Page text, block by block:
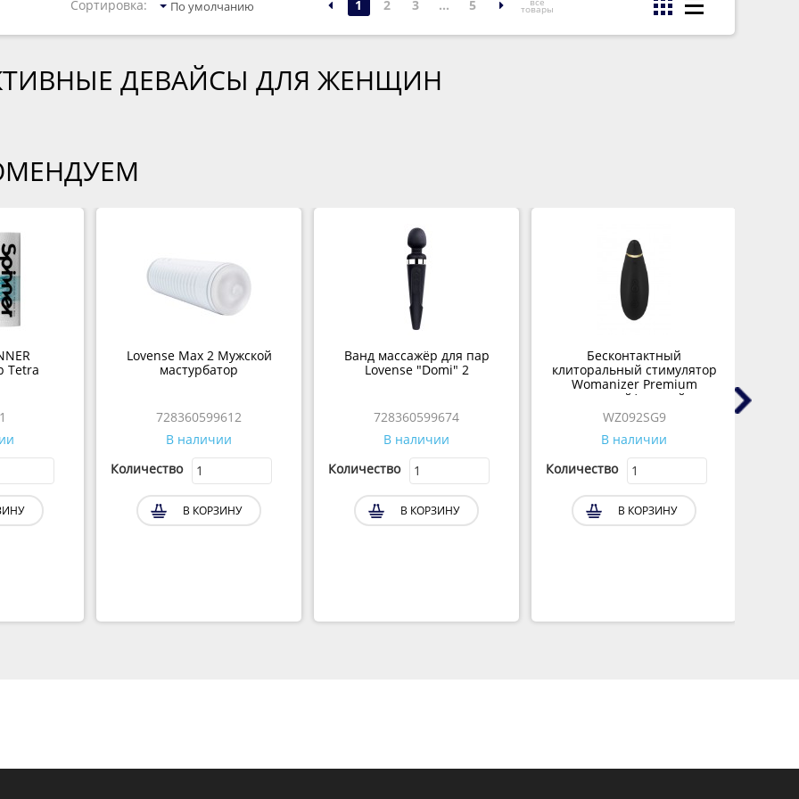
Сортировка: По умолчанию 1 2 3 ... 5 товары
ДЕВАЙСЫ ДЛЯ ЖЕНЩИН
Tetra
Lovense Max 2 Мужской
мастурбатор
728360599612
В наличии
Количество
В КОРЗИНУ
Ванд массажёр для пар
Lovense "Domi" 2
728360599674
В наличии
Количество
В КОРЗИНУ
Бесконтактный
клиторальный стимулятор
Womanizer Premium
черный/золотой
WZ092SG9
В наличии
Количество
В КОРЗИНУ